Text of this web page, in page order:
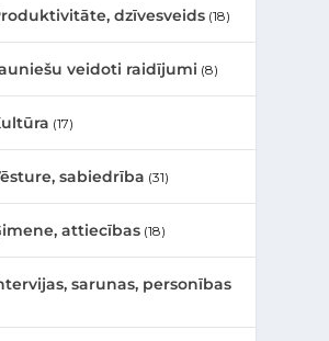
dzīvesveids (18)
veidoti raidījumi (8)
(17)
sabiedrība (31)
attiecības (18)
sarunas, personības